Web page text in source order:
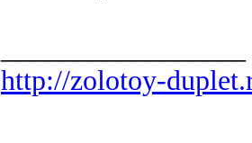
http://zolotoy-